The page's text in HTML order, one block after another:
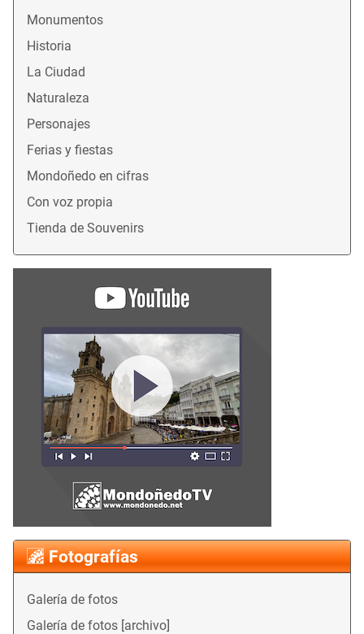
Monumentos
Historia
La Ciudad
Naturaleza
Personajes
Ferias y fiestas
Mondoñedo en cifras
Con voz propia
Tienda de Souvenirs
Fotografías
Galería de fotos
Galería de fotos [archivo]